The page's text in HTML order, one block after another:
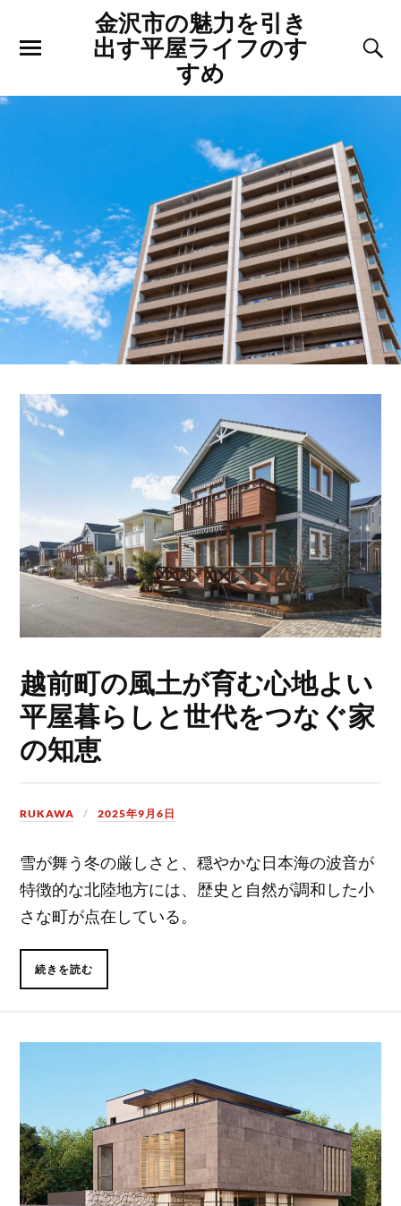
金沢市の魅力を引き
出す平屋ライフのす
すめ
越前町の風土が育む心地よい
平屋暮らしと世代をつなぐ家
の知恵
RUKAWA 2025年9月6日
雪が舞う冬の厳しさと、穏やかな日本海の波音が
特徴的な北陸地方には、歴史と自然が調和した小
さな町が点在している。
続きを読む